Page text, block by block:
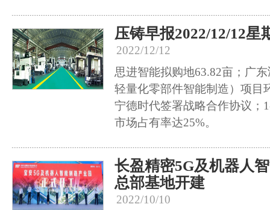
压铸早报2022/12/12星
2022/12/12
思进智能拟购地63.82亩；广
轻量化零部件智能制造）项目
宁德时代签署战略合作协议；
市场占有率达25%。
长盈精密5G及机器人
总部基地开建
2022/10/10